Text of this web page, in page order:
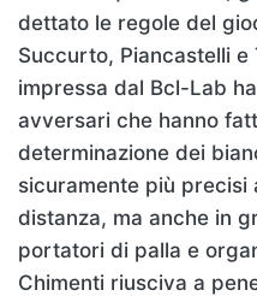
dettato le regole del
Succurto, Piancastelli e
impressa dal Bcl-Lab
avversari che hanno
determinazione dei
sicuramente più
distanza, ma anche in
portatori di palla e
Chimenti riusciva a